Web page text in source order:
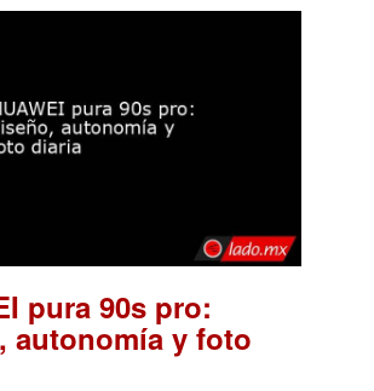
pura 90s pro:
autonomía y foto